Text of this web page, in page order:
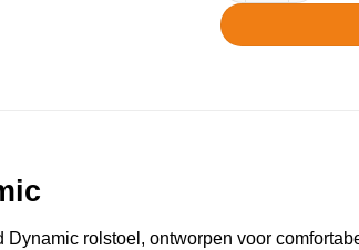
Dynamic rolstoel, ontworpen voor